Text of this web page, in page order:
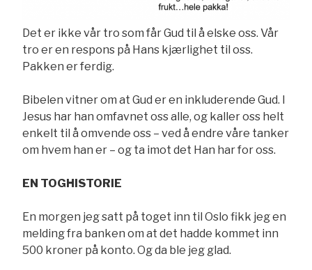
Det er ikke vår tro som får Gud til å elske oss. Vår
tro er en respons på Hans kjærlighet til oss.
Pakken er ferdig.
Bibelen vitner om at Gud er en inkluderende Gud. I
Jesus har han omfavnet oss alle, og kaller oss helt
enkelt til å omvende oss – ved å endre våre tanker
om hvem han er – og ta imot det Han har for oss.
EN TOGHISTORIE
En morgen jeg satt på toget inn til Oslo fikk jeg en
melding fra banken om at det hadde kommet inn
500 kroner på konto. Og da ble jeg glad.